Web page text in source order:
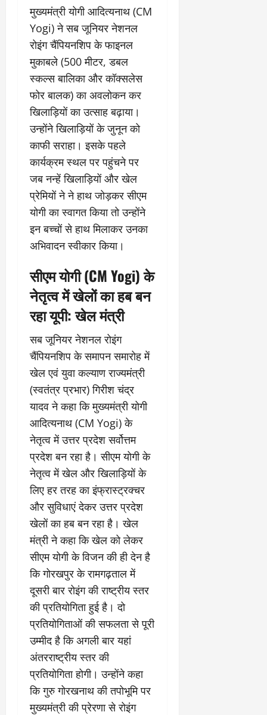
मुख्यमंत्री योगी आदित्यनाथ (CM
Yogi) ने सब जूनियर नेशनल
रोइंग चैंपियनशिप के फाइनल
मुकाबले (500 मीटर, डबल
स्कल्स बालिका और कॉक्सलेस
फोर बालक) का अवलोकन कर
खिलाड़ियों का उत्साह बढ़ाया।
उन्होंने खिलाड़ियों के जुनून को
काफी सराहा। इसके पहले
कार्यक्रम स्थल पर पहुंचने पर
जब नन्हें खिलाड़ियों और खेल
प्रेमियों ने ने हाथ जोड़कर सीएम
योगी का स्वागत किया तो उन्होंने
इन बच्चों से हाथ मिलाकर उनका
अभिवादन स्वीकार किया।
सीएम योगी (CM Yogi) के
नेतृत्व में खेलों का हब बन
रहा यूपी: खेल मंत्री
सब जूनियर नेशनल रोइंग
चैंपियनशिप के समापन समारोह में
खेल एवं युवा कल्याण राज्यमंत्री
(स्वतंत्र प्रभार) गिरीश चंद्र
यादव ने कहा कि मुख्यमंत्री योगी
आदित्यनाथ (CM Yogi) के
नेतृत्व में उत्तर प्रदेश सर्वोत्तम
प्रदेश बन रहा है। सीएम योगी के
नेतृत्व में खेल और खिलाड़ियों के
लिए हर तरह का इंफ्रास्ट्रक्चर
और सुविधाएं देकर उत्तर प्रदेश
खेलों का हब बन रहा है। खेल
मंत्री ने कहा कि खेल को लेकर
सीएम योगी के विजन की ही देन है
कि गोरखपुर के रामगढ़ताल में
दूसरी बार रोइंग की राष्ट्रीय स्तर
की प्रतियोगिता हुई है। दो
प्रतियोगिताओं की सफलता से पूरी
उम्मीद है कि अगली बार यहां
अंतरराष्ट्रीय स्तर की
प्रतियोगिता होगी। उन्होंने कहा
कि गुरु गोरखनाथ की तपोभूमि पर
मुख्यमंत्री की प्रेरणा से रोइंग